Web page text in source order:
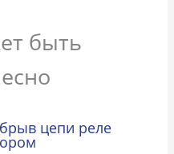
быть
цепи реле